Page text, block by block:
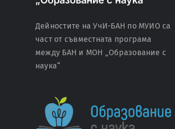
Дейностите на УчИ-БАН по МУИО са
част от съвместната програма
между БАН и МОН „Образование с
наука“